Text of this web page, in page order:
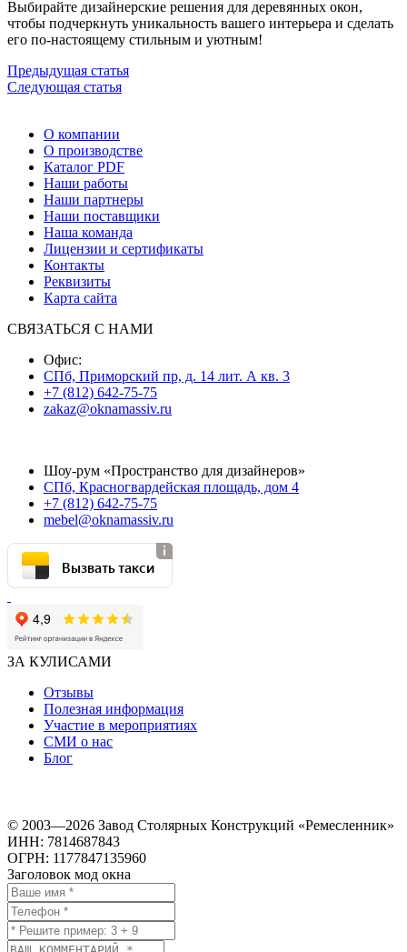
Выбирайте дизайнерские решения для деревянных окон,
чтобы подчеркнуть уникальность вашего интерьера и сделать
его по-настоящему стильным и уютным!
Предыдущая статья
Следующая статья
О компании
О производстве
Каталог PDF
Наши работы
Наши партнеры
Наши поставщики
Наша команда
Лицензии и сертификаты
Контакты
Реквизиты
Карта сайта
СВЯЗАТЬСЯ С НАМИ
Офис:
СПб, Приморский пр, д. 14 лит. А кв. 3
+7 (812) 642-75-75
zakaz@oknamassiv.ru
Шоу-рум «Пространство для дизайнеров»
СПб, Красногвардейская площадь, дом 4
+7 (812) 642-75-75
mebel@oknamassiv.ru
Вызвать такси
ЗА КУЛИСАМИ
Отзывы
Полезная информация
Участие в мероприятиях
СМИ о нас
Блог
© 2003—2026 Завод Столярных Конструкций «Ремесленник»
ИНН: 7814687843
ОГРН: 1177847135960
Заголовок мод окна